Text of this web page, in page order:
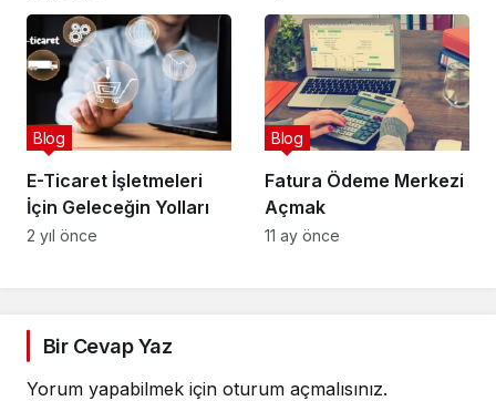
İsimleri
E-Ticaret İşletmeleri
İçin Geleceğin Yolları
Blog
2 yıl önce
Fatura Ödeme Merkezi
Açmak
Blog
11 ay önce
Bir Cevap Yaz
Yorum yapabilmek için oturum açmalısınız.